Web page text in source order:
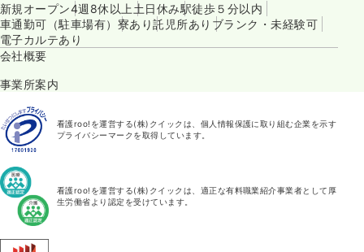
新規オープン4週8休以上 土日休み駅徒歩５分以内
車通勤可（駐車場有） 寮あり託児所あり ブランク・未経験可
電子カルテあり
会社概要
事業所案内
看護roo!を運営する(株)クイックは、個人情報保護に取り組む企業を示す
プライバシーマークを取得しています。
看護roo!を運営する(株)クイックは、適正な有料職業紹介事業者として厚
生労働省より認定を受けています。